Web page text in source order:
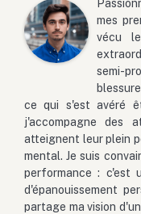
mes
vécu
semi-
ce qui s'est avéré
j'accompagne des
atteignent leur plein
mental. Je suis
performance : c'est
d'épanouissement
partage ma vision